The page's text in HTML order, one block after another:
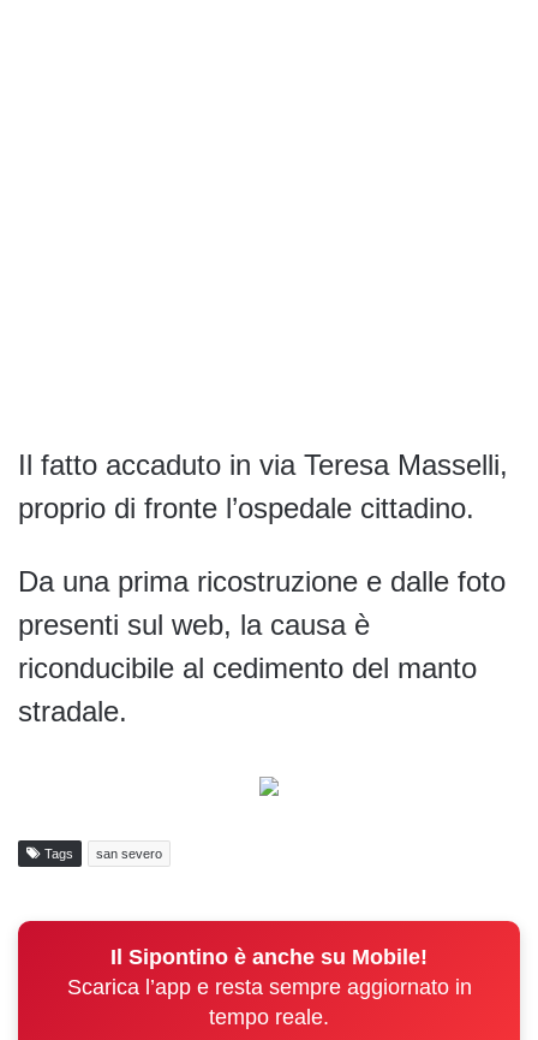
Il fatto accaduto in via Teresa Masselli,
proprio di fronte l’ospedale cittadino.
Da una prima ricostruzione e dalle foto
presenti sul web, la causa è
riconducibile al cedimento del manto
stradale.
Tags san severo
Il Sipontino è anche su Mobile!
Scarica l’app e resta sempre aggiornato in
tempo reale.